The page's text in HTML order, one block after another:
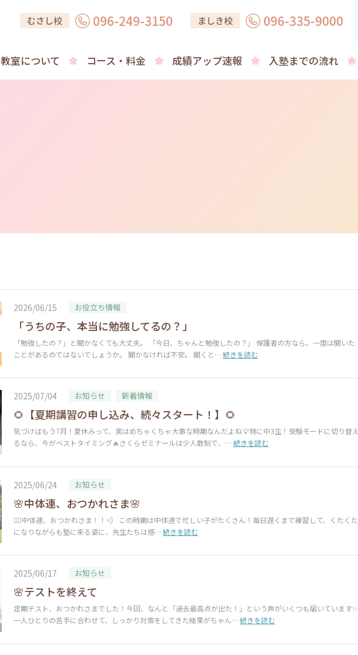
教室について コース・料金 成績アップ速報 入塾までの流れ
むさし校 096-249-3150 ましき校 096-335-9000
2026/06/15 お役立ち情報
「うちの子、本当に勉強してるの？」
「勉強したの？」と聞かなくても大丈夫。 「今日、ちゃんと勉強したの？」 保護者の方なら、一度は聞いた
ことがあるのではないでしょうか。 聞かなければ不安。 聞くと… 続きを読む
2025/07/04 お知らせ 新着情報
🌻【夏期講習の申し込み、続々スタート！】🌻
気づけばもう7月！夏休みって、実はめちゃくちゃ大事な時期なんだよね💡特に中3生！受験モードに切り替え
るなら、今がベストタイミング🔥さくらゼミナールは少人数制で、… 続きを読む
2025/06/24 お知らせ
🌸中体連、おつかれさま🌸
🏃‍♂️中体連、おつかれさま！！💨 この時期は中体連で忙しい子がたくさん！毎日遅くまで練習して、くたくた
になりながらも塾に来る姿に、先生たちは感… 続きを読む
2025/06/17 お知らせ
🌸テストを終えて
定期テスト、おつかれさまでした！今回、なんと「過去最高点が出た！」という声がいくつも届いています✨
一人ひとりの苦手に合わせて、しっかり対策をしてきた結果がちゃん… 続きを読む